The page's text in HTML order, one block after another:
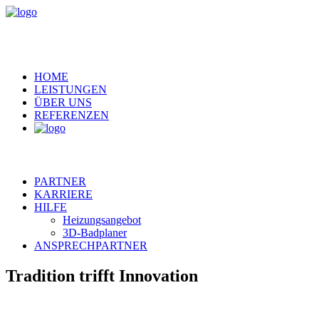
HOME
LEISTUNGEN
ÜBER UNS
REFERENZEN
PARTNER
KARRIERE
HILFE
Heizungsangebot
3D-Badplaner
ANSPRECHPARTNER
Tradition trifft Innovation